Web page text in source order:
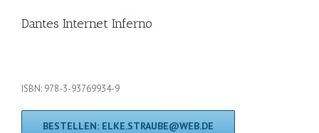
Dantes Internet Inferno
ISBN: 978-3-93769934-9
BESTELLEN: ELKE.STRAUBE@WEB.DE